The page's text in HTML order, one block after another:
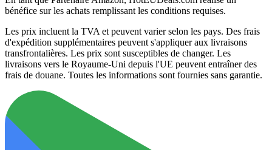
bénéfice sur les achats remplissant les conditions requises.
Les prix incluent la TVA et peuvent varier selon les pays. Des frais
d'expédition supplémentaires peuvent s'appliquer aux livraisons
transfrontalières. Les prix sont susceptibles de changer. Les
livraisons vers le Royaume-Uni depuis l'UE peuvent entraîner des
frais de douane. Toutes les informations sont fournies sans garantie.